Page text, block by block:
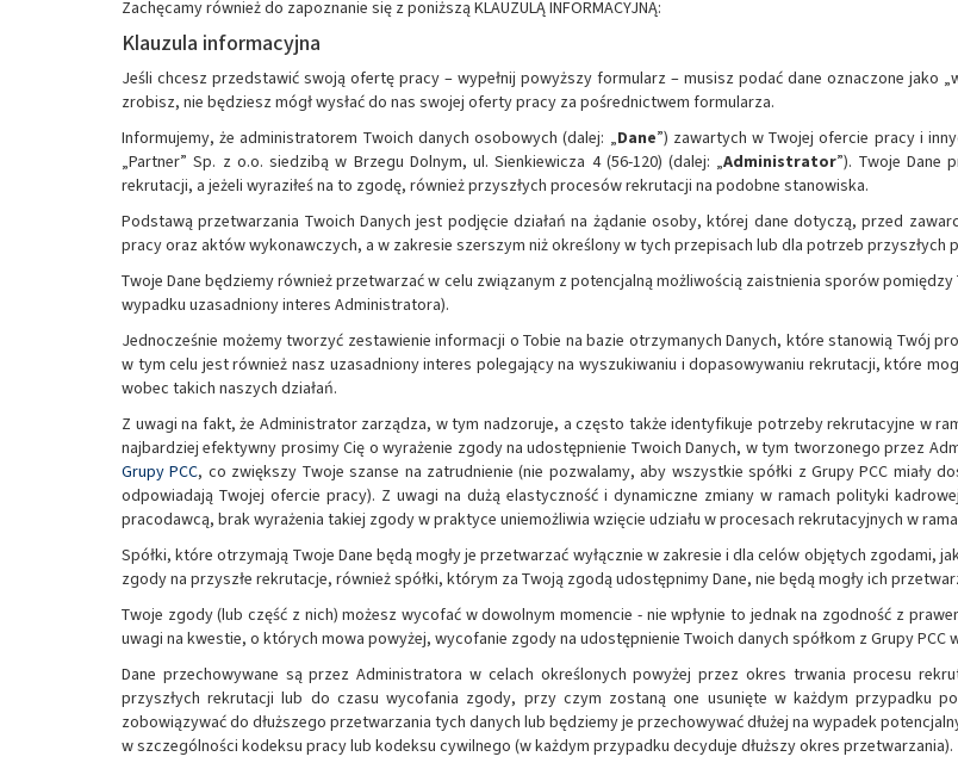
Zachęcamy również do zapoznanie się z poniższą KLAUZULĄ INFORMACYJNĄ:
Klauzula informacyjna
Jeśli chcesz przedstawić swoją ofertę pracy – wypełnij powyższy formularz – musisz podać dane oznaczone jako
zrobisz, nie będziesz mógł wysłać do nas swojej oferty pracy za pośrednictwem formularza.
Informujemy, że administratorem Twoich danych osobowych (dalej: „Dane”) zawartych w Twojej ofercie pracy i
„Partner” Sp. z o.o. siedzibą w Brzegu Dolnym, ul. Sienkiewicza 4 (56-120) (dalej: „Administrator”). Twoje Dane
rekrutacji, a jeżeli wyraziłeś na to zgodę, również przyszłych procesów rekrutacji na podobne stanowiska.
Podstawą przetwarzania Twoich Danych jest podjęcie działań na żądanie osoby, której dane dotyczą, przed
pracy oraz aktów wykonawczych, a w zakresie szerszym niż określony w tych przepisach lub dla potrzeb przyszłych
Twoje Dane będziemy również przetwarzać w celu związanym z potencjalną możliwością zaistnienia sporów
wypadku uzasadniony interes Administratora).
Jednocześnie możemy tworzyć zestawienie informacji o Tobie na bazie otrzymanych Danych, które stanowią Twój
w tym celu jest również nasz uzasadniony interes polegający na wyszukiwaniu i dopasowywaniu rekrutacji, które
wobec takich naszych działań.
Z uwagi na fakt, że Administrator zarządza, w tym nadzoruje, a często także identyfikuje potrzeby rekrutacyjne w
najbardziej efektywny prosimy Cię o wyrażenie zgody na udostępnienie Twoich Danych, w tym tworzonego przez
Grupy PCC, co zwiększy Twoje szanse na zatrudnienie (nie pozwalamy, aby wszystkie spółki z Grupy PCC miały
odpowiadają Twojej ofercie pracy). Z uwagi na dużą elastyczność i dynamiczne zmiany w ramach polityki
pracodawcą, brak wyrażenia takiej zgody w praktyce uniemożliwia wzięcie udziału w procesach rekrutacyjnych w
Spółki, które otrzymają Twoje Dane będą mogły je przetwarzać wyłącznie w zakresie i dla celów objętych zgodami,
zgody na przyszłe rekrutacje, również spółki, którym za Twoją zgodą udostępnimy Dane, nie będą mogły ich
Twoje zgody (lub część z nich) możesz wycofać w dowolnym momencie - nie wpłynie to jednak na zgodność z
uwagi na kwestie, o których mowa powyżej, wycofanie zgody na udostępnienie Twoich danych spółkom z Grupy
Dane przechowywane są przez Administratora w celach określonych powyżej przez okres trwania procesu
przyszłych rekrutacji lub do czasu wycofania zgody, przy czym zostaną one usunięte w każdym przypadku
zobowiązywać do dłuższego przetwarzania tych danych lub będziemy je przechowywać dłużej na wypadek
w szczególności kodeksu pracy lub kodeksu cywilnego (w każdym przypadku decyduje dłuższy okres przetwarzania).